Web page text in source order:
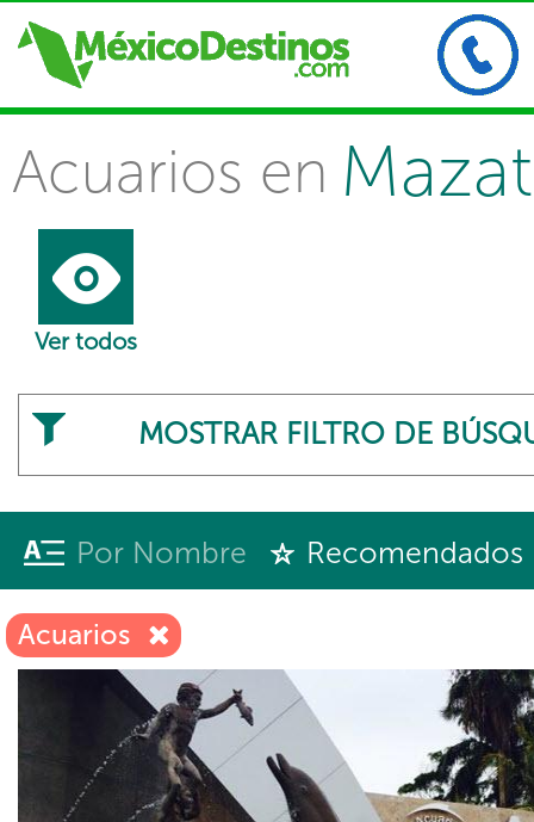
Acuarios en
Ver todos
MOSTRAR FILTRO DE
Por Nombre Recomendados
Acuarios